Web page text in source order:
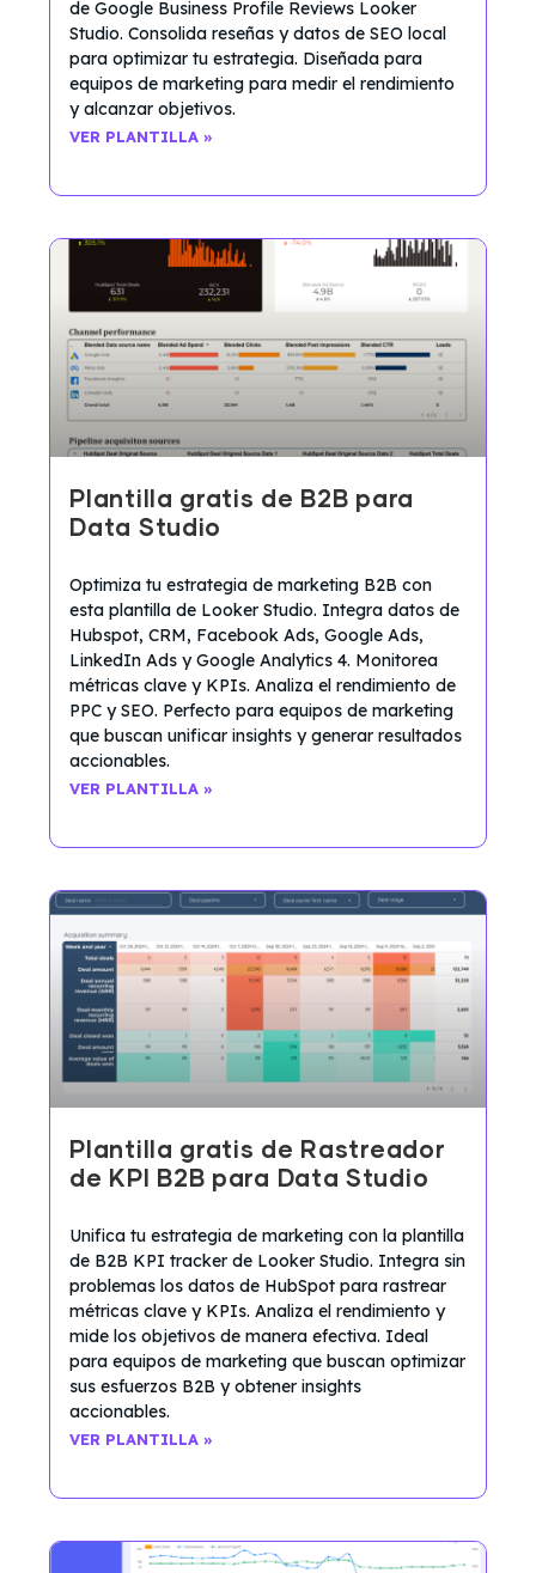
de Google Business Profile Reviews Looker
Studio. Consolida reseñas y datos de SEO local
para optimizar tu estrategia. Diseñada para
equipos de marketing para medir el rendimiento
y alcanzar objetivos.
VER PLANTILLA »
Plantilla gratis de B2B para
Data Studio
Optimiza tu estrategia de marketing B2B con
esta plantilla de Looker Studio. Integra datos de
Hubspot, CRM, Facebook Ads, Google Ads,
LinkedIn Ads y Google Analytics 4. Monitorea
métricas clave y KPIs. Analiza el rendimiento de
PPC y SEO. Perfecto para equipos de marketing
que buscan unificar insights y generar resultados
accionables.
VER PLANTILLA »
Plantilla gratis de Rastreador
de KPI B2B para Data Studio
Unifica tu estrategia de marketing con la plantilla
de B2B KPI tracker de Looker Studio. Integra sin
problemas los datos de HubSpot para rastrear
métricas clave y KPIs. Analiza el rendimiento y
mide los objetivos de manera efectiva. Ideal
para equipos de marketing que buscan optimizar
sus esfuerzos B2B y obtener insights
accionables.
VER PLANTILLA »